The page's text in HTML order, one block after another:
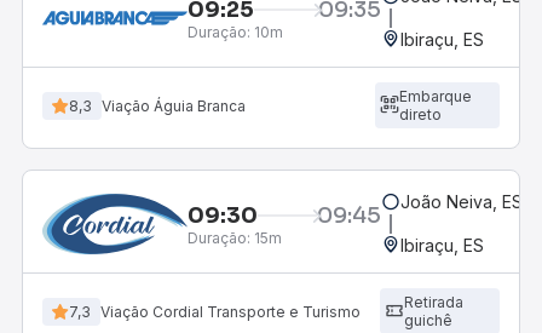
09:25 09:35
Duração: 10m Ibiraçu, ES
8,3 Viação Águia Branca
Embarque
direto
09:30 09:45
Duração: 15m
João Neiva, ES
Ibiraçu, ES
7,3 Viação Cordial Transporte e Turismo
Retirada
guichê